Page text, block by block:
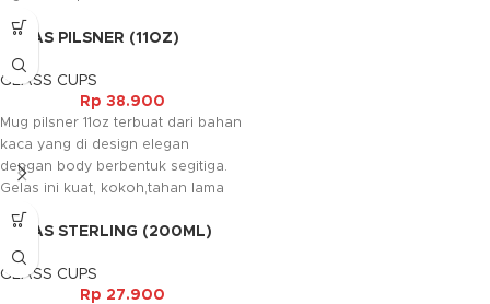
pencuci piring electrik. Gelas model
ini sering digunakan sebagai
tempat juice ataupun jenis
minuman lainnya.
GELAS PILSNER (11OZ)
GLASS CUPS
Rp 38.900
Mug pilsner 11oz terbuat dari bahan
kaca yang di design elegan
dengan body berbentuk segitiga.
Gelas ini kuat, kokoh,tahan lama
dan juga aman digunakan pada
mesin pencuci piring elektrik. Gelas
ini biasanya digunakan untuk
minuman beer dan juice.
GELAS STERLING (200ML)
GLASS CUPS
Rp 27.900